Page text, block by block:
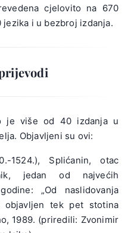
cjelovito na 670
i u bezbroj izdanja.
je više od 40 izdanja u
Objavljeni su ovi:
1524.), Splićanin, otac
jedan od najvećih
„Od naslidovanja
objavljen tek pet stotina
1989. (priredili: Zvonimir